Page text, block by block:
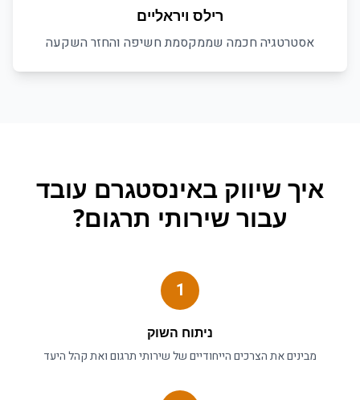
רילס ויראליים
אסטרטגיה חכמה שממקסמת חשיפה והחזר השקעה
איך שיווק באינסטגרם עובד
עבור שירותי תרגום?
1
ניתוח השוק
מבינים את הצרכים הייחודיים שלשירותי תרגוםואת קהל היעד